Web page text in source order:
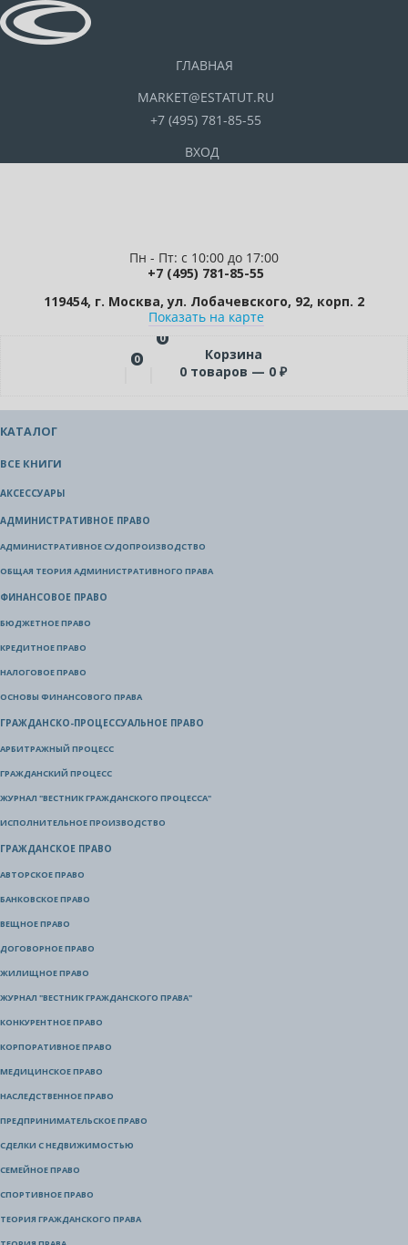
ГЛАВНАЯ
MARKET@ESTATUT.RU
+7 (495) 781-85-55
ВХОД
Пн - Пт: с 10:00 до 17:00
+7 (495) 781-85-55
119454, г. Москва, ул. Лобачевского, 92, корп. 2
Показать на карте
0
0
Корзина
0 товаров — 0 ₽
КАТАЛОГ
ВСЕ КНИГИ
АКСЕССУАРЫ
АДМИНИСТРАТИВНОЕ ПРАВО
АДМИНИСТРАТИВНОЕ СУДОПРОИЗВОДСТВО
ОБЩАЯ ТЕОРИЯ АДМИНИСТРАТИВНОГО ПРАВА
ФИНАНСОВОЕ ПРАВО
БЮДЖЕТНОЕ ПРАВО
КРЕДИТНОЕ ПРАВО
НАЛОГОВОЕ ПРАВО
ОСНОВЫ ФИНАНСОВОГО ПРАВА
ГРАЖДАНСКО-ПРОЦЕССУАЛЬНОЕ ПРАВО
АРБИТРАЖНЫЙ ПРОЦЕСС
ГРАЖДАНСКИЙ ПРОЦЕСС
ЖУРНАЛ "ВЕСТНИК ГРАЖДАНСКОГО ПРОЦЕССА"
ИСПОЛНИТЕЛЬНОЕ ПРОИЗВОДСТВО
ГРАЖДАНСКОЕ ПРАВО
АВТОРСКОЕ ПРАВО
БАНКОВСКОЕ ПРАВО
ВЕЩНОЕ ПРАВО
ДОГОВОРНОЕ ПРАВО
ЖИЛИЩНОЕ ПРАВО
ЖУРНАЛ "ВЕСТНИК ГРАЖДАНСКОГО ПРАВА"
КОНКУРЕНТНОЕ ПРАВО
КОРПОРАТИВНОЕ ПРАВО
МЕДИЦИНСКОЕ ПРАВО
НАСЛЕДСТВЕННОЕ ПРАВО
ПРЕДПРИНИМАТЕЛЬСКОЕ ПРАВО
СДЕЛКИ С НЕДВИЖИМОСТЬЮ
СЕМЕЙНОЕ ПРАВО
СПОРТИВНОЕ ПРАВО
ТЕОРИЯ ГРАЖДАНСКОГО ПРАВА